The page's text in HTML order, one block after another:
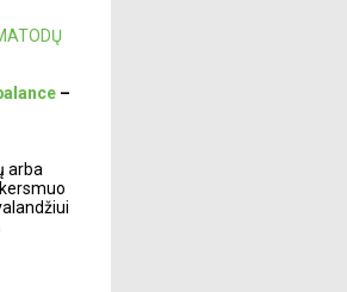
–
arba